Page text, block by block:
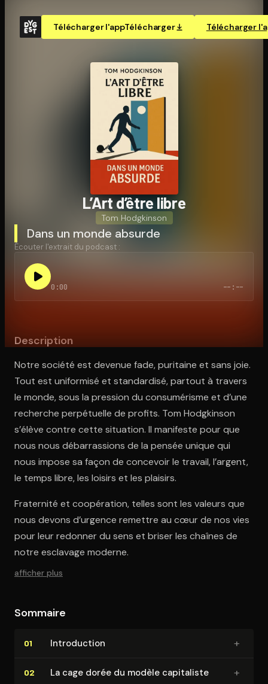
Télécharger l'appTélécharger Télécharger
L’Art d’être libre
Tom Hodgkinson
Dans un monde absurde
Écouter l'extrait du podcast :
0:00 --:--
Description
Notre société est devenue fade, puritaine et sans joie.
Tout est uniformisé et standardisé, partout à travers
le monde, sous la pression du consumérisme et d’une
recherche perpétuelle de profits. Tom Hodgkinson
s’élève contre cette situation. Il manifeste pour que
nous nous débarrassions de la pensée unique qui
nous impose sa façon de concevoir le travail, l’argent,
le temps libre, les loisirs et les plaisirs.
Fraternité et coopération, telles sont les valeurs que
nous devons d’urgence remettre au cœur de nos vies
pour leur redonner du sens et briser les chaînes de
notre esclavage moderne.
afficher plus
Sommaire
01 In­tro­duc­tion +
02 La cage dorée du modèle capitaliste +